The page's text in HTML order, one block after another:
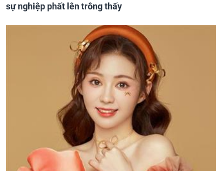
sự nghiệp phất lên trông thấy